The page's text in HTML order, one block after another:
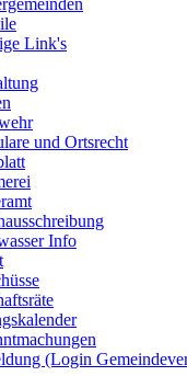
Link's
und Ortsrecht
Info
(Login